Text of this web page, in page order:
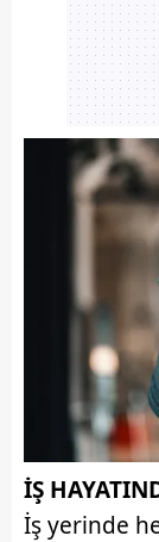
İŞ
İş yerinde